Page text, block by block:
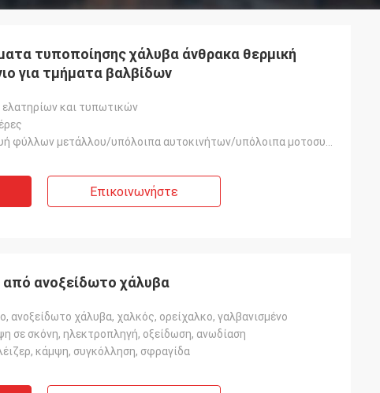
τυποποίησης χάλυβα άνθρακα θερμική
για τμήματα βαλβίδων
και τυπωτικών
Επικοινωνήστε
ανοξείδωτο χάλυβα
ανοξείδωτο χάλυβα, χαλκός, ορείχαλκο, γαλβανισμένο
σε σκόνη, ηλεκτροπληγή, οξείδωση, ανωδίαση
κάμψη, συγκόλληση, σφραγίδα